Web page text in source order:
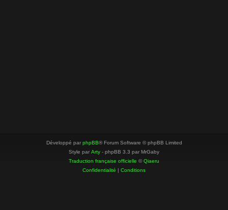
Développé par phpBB® Forum Software © phpBB Limited
Style par Arty - phpBB 3.3 par MrGaby
Traduction française officielle ©Qiaeru
Confidentialité | Conditions